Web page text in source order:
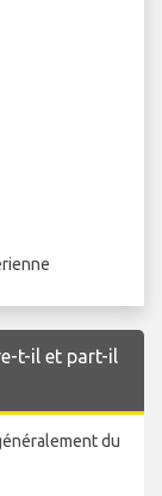
t-il et part-il
du